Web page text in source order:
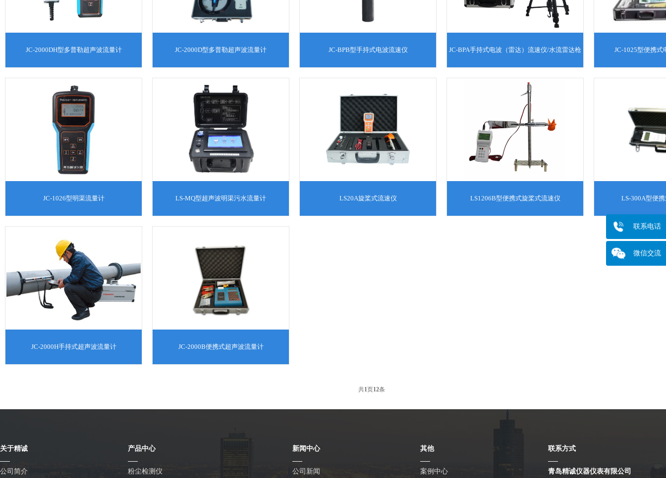
JC-2000DH型多普勒超声波流量计 JC-2000D型多普勒超声波流量计 JC-BPB型手持式电波流速仪 JC-BPA手持式电波（雷达）流速仪/水流雷达枪 JC-1025型便携
JC-1026型明渠流量计 LS-MQ型超声波明渠污水流量计 LS20A旋桨式流速仪 LS1206B型便携式旋桨式流速仪 LS-300A型便
JC-2000H手持式超声波流量计 JC-2000B便携式超声波流量计
共1页12条
关于精诚
公司简介
产品中心
粉尘检测仪
新闻中心
公司新闻
其他
案例中心
联系方式
青岛精诚仪器仪表有限公司
联系电话
微信交流